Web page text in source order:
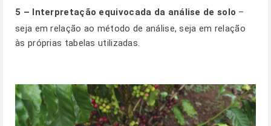
5 – Interpretação equivocada da análise de solo –
seja em relação ao método de análise, seja em relação
às próprias tabelas utilizadas.